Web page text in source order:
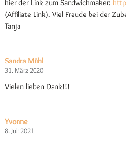
hier der Link zum Sandwichmaker:
(Affiliate Link). Viel Freude bei der
Tanja
Sandra Mühl
31. März 2020
Vielen lieben Dank!!!
Yvonne
8. Juli 2021